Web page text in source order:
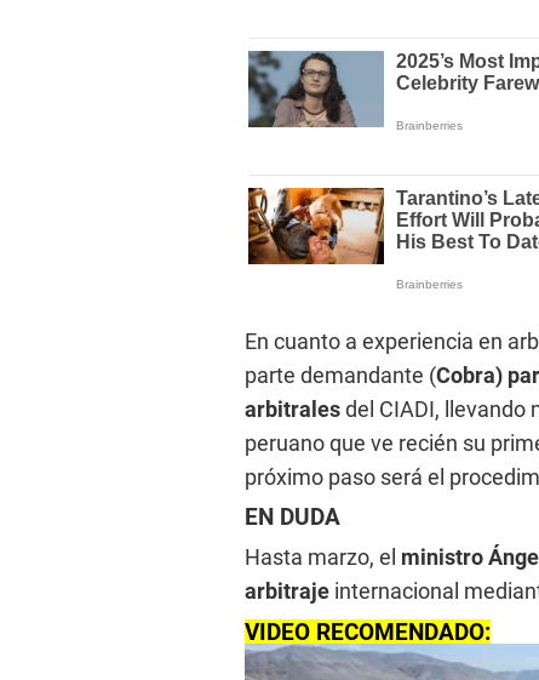
En cuanto a experiencia en
parte demandante (Cobra)
arbitralesdel CIADI, llevando
peruano que ve recién su
próximo paso será el
EN DUDA
Hasta marzo, el ministro
arbitraje internacional
VIDEO RECOMENDADO: